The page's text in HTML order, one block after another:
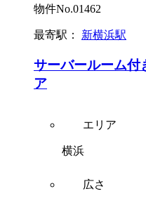
物件No.01462
最寄駅： 新横浜駅
サーバールーム付
ア
エリア
横浜
広さ